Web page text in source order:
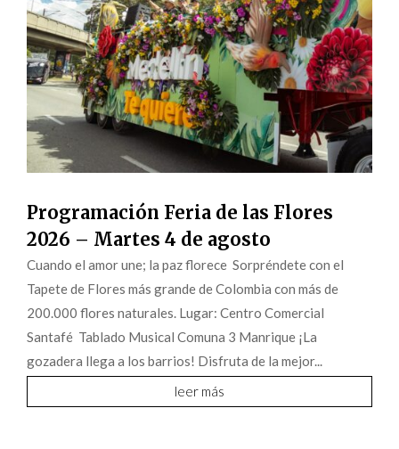
Programación Feria de las Flores
2026 – Martes 4 de agosto
Cuando el amor une; la paz florece Sorpréndete con el
Tapete de Flores más grande de Colombia con más de
200.000 flores naturales. Lugar: Centro Comercial
Santafé Tablado Musical Comuna 3 Manrique ¡La
gozadera llega a los barrios! Disfruta de la mejor...
leer más